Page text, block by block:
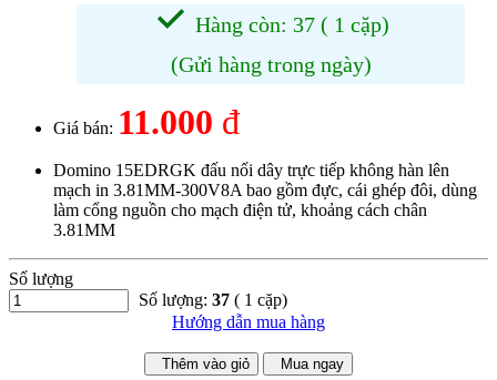
Hàng còn: 37 ( 1 cặp)
(Gửi hàng trong ngày)
Giá bán: 11.000 đ
Domino 15EDRGK đấu nối dây trực tiếp không hàn lên
mạch in 3.81MM-300V8A bao gồm đực, cái ghép đôi, dùng
làm cổng nguồn cho mạch điện tử, khoảng cách chân
3.81MM
Số lượng
Số lượng: 37 ( 1 cặp)
Hướng dẫn mua hàng
Thêm vào giỏ Mua ngay